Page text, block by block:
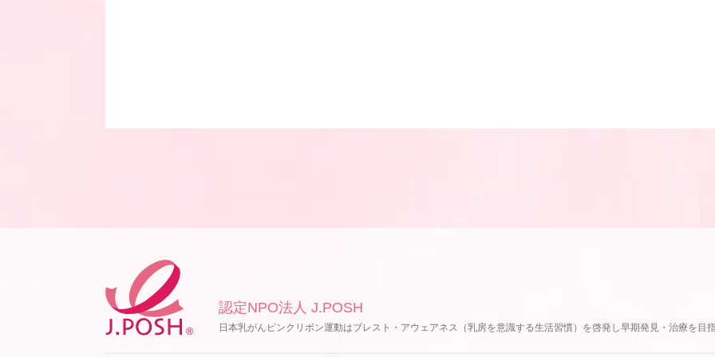
認定NPO法人 J.POSH
日本乳がんピンクリボン運動はブレスト・アウェアネス（乳房を意識する生活習慣）を啓発し早期発見・治療を目